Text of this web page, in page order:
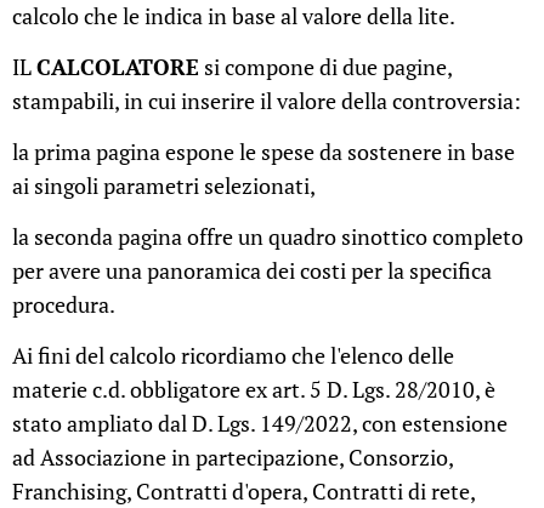
calcolo che le indica in base al valore della lite.
ILCALCOLATORE si compone di due pagine,
stampabili, in cui inserire il valore della controversia:
la prima pagina espone le spese da sostenere in base
ai singoli parametri selezionati,
la seconda pagina offre un quadro sinottico completo
per avere una panoramica dei costi per la specifica
procedura.
Ai fini del calcolo ricordiamo che l'elenco delle
materie c.d. obbligatore ex art. 5 D. Lgs. 28/2010, è
stato ampliato dal D. Lgs. 149/2022, con estensione
ad Associazione in partecipazione, Consorzio,
Franchising, Contratti d'opera, Contratti di rete,